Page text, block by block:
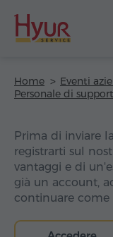
Home Eventi
Personale di
Prima di inviare
registrarti sul
vantaggi e di
già un account,
continuare come